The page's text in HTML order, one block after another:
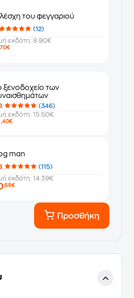
του φεγγαριού
(12)
εκδότη: 8.90€
ξενοδοχείο των
(346)
εκδότη: 15.50€
,40€
man
(115)
εκδότη: 14.39€
,68€
Προσθήκη